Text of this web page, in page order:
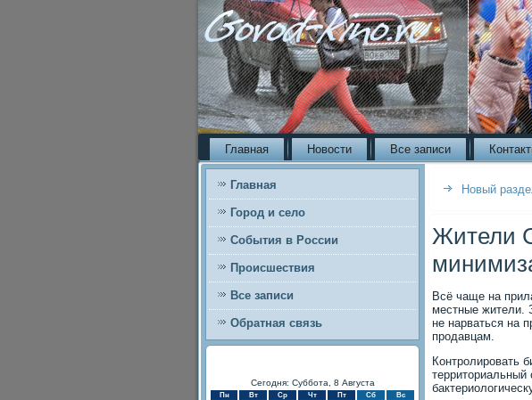
Главная Новости Все записи
Главная
Город и село
События в России
Происшествия
Все записи
Обратная связь
Сегодня: Суббота, 8 Августа
Пн Вт Ср Чт Пт Сб Вс
Новый
Жители
Всё чаще на
местные жители.
не нарваться на
продавцам.
Контролировать